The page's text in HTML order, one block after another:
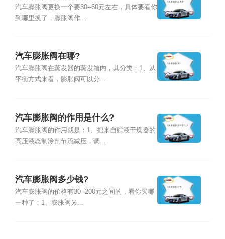
汽车膨胀阀更换一个要30--60元左右，具体要看你
到哪里换了，膨胀阀作...
汽车膨胀阀在哪?
汽车膨胀阀在蒸发器的蒸发箱内，其分类：1、从
平衡方式来看，膨胀阀可以分...
汽车膨胀阀的作用是什么?
汽车膨胀阀的作用就是：1、把来自贮液干燥器的
高压液态制冷剂节流减压，调...
汽车膨胀阀多少钱?
汽车膨胀阀的价格有30--200元之间的，看你买哪
一种了：1、膨胀阀又...